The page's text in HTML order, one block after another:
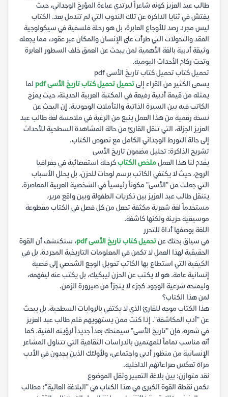
طالب عبد العزيز كونه شاعراً ليرتدي عباءة المؤرخ الوجداني، حيث
يفتش في ثنايا الذاكرة عن تلك الندوب التي لم تندمل بعد. الكتاب
ليس مجرد رصد للأوجاع العابرة، بل هو رحلة فلسفية في سيكولوجية
الفقد والتحولات التي طرأت على الإنسان والمكان عبر عقود، مما يجعله
وثيقة أدبية بالغة الأهمية لمن يبحث عن العمق خلف السطور العابرة
وتحت ركام الأحداث اليومية.
تحميل كتاب تحميل كتاب تاريخ الأسى pdf
يسعى الكثير من القراء إلىتحميل تحميل كتاب تاريخ الأسى pdf
لما
يمثله من قيمة أدبية رفيعة في المكتبة العربية الحديثة، حيث يمزج
الكاتب فيه بين السيرة الذاتية والتأملات الوجودية. إن البحث عن
نسخة رقمية من هذا العمل ينبع من الرغبة في ملامسة لغة طالب عبد
العزيز الجزلة، التي تنقل القارئ من حالة المشاهدة السطحية للأحداث
إلى حالة التورط الوجداني الكامل مع نصوص الكتاب.
تشريح الذاكرة: تحليل مضمون تاريخ الأسى
يقدم لنا هذا العململخص الكتابكرحلة استقصائية في جغرافيا
الروح، حيث لا يكتفي الكاتب برسم لوحات للحزن، بل يحلل الأسباب
التي جعلت من "الأسى" مكوناً رئيسياً في الشخصية العربية المعاصرة.
يتنقل طالب عبد العزيز بين ذكريات الطفولة وبين واقع مرير،
مستخدماً لغة شعرية مكثفة تجعل من كل فصل في الكتاب مقطوعة
موسيقية حزينة ولكنها كاشفة.
اللغة بوصفها أداة للتحرر
في سياق بحثك عنتحميل كتاب تاريخ الأسى pdf
، ستكتشف أن القوة
الحقيقية لهذا العمل لا تكمن في المعلومات التاريخية المجردة، بل في
الكيفية التي استطاع بها الكاتب تحويل الوجع الشخصي إلى قضية
إنسانية عامة. هو لا يكتب عن الحزن ليبكيك، بل يكتب عنه ليفهمه،
وليمنحه شرعية الوجود كجزء لا يتجزأ من صيرورة الزمن.
لمن هذا الكتاب؟
هذا الكتاب موجه للقارئ الذي لا يكتفي بالروايات السطحية، بل يبحث
عن "أدب المكاشفة". إذا كنت ممن يستهويهم قلم طالب عبد العزيز
في شعره، فإن "تاريخ الأسى" سيمنحك بعداً جديداً لرؤيته الفنية. كما
أنه مناسب تماماً للمهتمين بالدراسات الثقافية التي تتناول المشاعر
الإنسانية من منظور أدبي واجتماعي، ولأولئك الذين يجدون في الأدب
مرآة تعكس صراعاتهم الداخلية.
نقد متوازن: بين بلاغة التعبير وثقل الموضوع
تكمن نقطة القوة الكبرى في هذا الكتاب في "البلاغة العالية"؛ فطالب